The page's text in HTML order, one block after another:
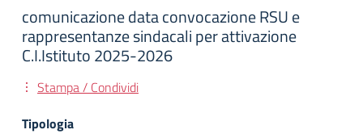
comunicazione data convocazione RSU e
rappresentanze sindacali per attivazione
C.I.Istituto 2025-2026
Stampa / Condividi
Tipologia